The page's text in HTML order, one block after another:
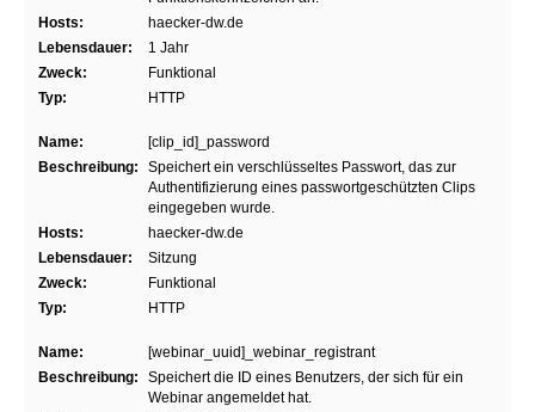
Hosts:
haecker-dw.de
Lebensdauer:
1 Jahr
Zweck:
Funktional
Typ:
HTTP
Name:
[clip_id]_password
Beschreibung:
Speichert ein verschlüsseltes Passwort, das zur
Authentifizierung eines passwortgeschützten Clips
eingegeben wurde.
Hosts:
haecker-dw.de
Lebensdauer:
Sitzung
Zweck:
Funktional
Typ:
HTTP
Name:
[webinar_uuid]_webinar_registrant
Beschreibung:
Speichert die ID eines Benutzers, der sich für ein
Webinar angemeldet hat.